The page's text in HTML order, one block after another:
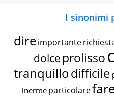
I sinonimi
dire importante
dolce prolisso
tranquillodifficile
inerme particolare